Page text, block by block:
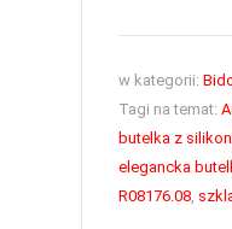
w kategorii:
Tagi na temat:
butelka z
elegancka
R08176.08,